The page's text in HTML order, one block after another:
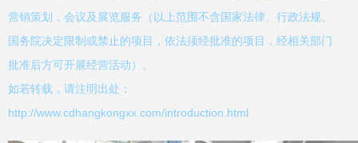
营销策划，会议及展览服务（以上范围不含国家法律、行政法规、
国务院决定限制或禁止的项目，依法须经批准的项目，经相关部门
批准后方可开展经营活动）。
如若转载，请注明出处：
http://www.cdhangkongxx.com/introduction.html